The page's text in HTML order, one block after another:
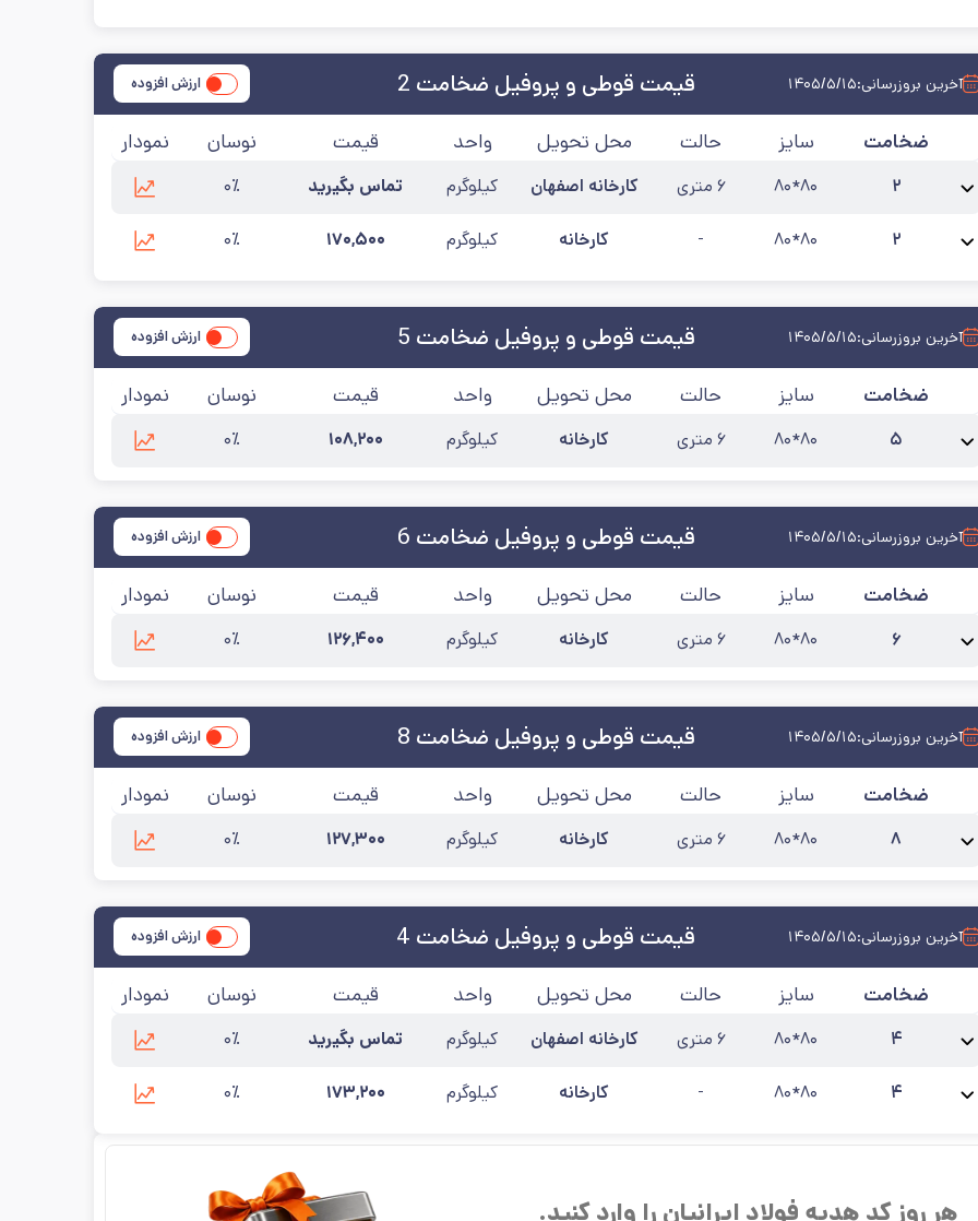
ارزش افزوده قیمت قوطی و پروفیل ضخامت 2 آخرین بروزرسانی:۱۴۰۵/۵/۱۵
ضخامت سایز حالت محل تحویل واحد قیمت نوسان نمودار
۲ ۸۰*۸۰ ۶ متری کارخانه اصفهان کیلوگرم تماس بگیرید ۰٪
۲ ۸۰*۸۰ - کارخانه کیلوگرم ۱۷۰,۵۰۰ ۰٪
ارزش افزوده قیمت قوطی و پروفیل ضخامت 5 آخرین بروزرسانی:۱۴۰۵/۵/۱۵
ضخامت سایز حالت محل تحویل واحد قیمت نوسان نمودار
۵ ۸۰*۸۰ ۶ متری کارخانه کیلوگرم ۱۰۸,۲۰۰ ۰٪
ارزش افزوده قیمت قوطی و پروفیل ضخامت 6 آخرین بروزرسانی:۱۴۰۵/۵/۱۵
ضخامت سایز حالت محل تحویل واحد قیمت نوسان نمودار
۶ ۸۰*۸۰ ۶ متری کارخانه کیلوگرم ۱۲۶,۴۰۰ ۰٪
ارزش افزوده قیمت قوطی و پروفیل ضخامت 8 آخرین بروزرسانی:۱۴۰۵/۵/۱۵
ضخامت سایز حالت محل تحویل واحد قیمت نوسان نمودار
۸ ۸۰*۸۰ ۶ متری کارخانه کیلوگرم ۱۲۷,۳۰۰ ۰٪
ارزش افزوده قیمت قوطی و پروفیل ضخامت 4 آخرین بروزرسانی:۱۴۰۵/۵/۱۵
ضخامت سایز حالت محل تحویل واحد قیمت نوسان نمودار
۴ ۸۰*۸۰ ۶ متری کارخانه اصفهان کیلوگرم تماس بگیرید ۰٪
۴ ۸۰*۸۰ - کارخانه کیلوگرم ۱۷۳,۲۰۰ ۰٪
هر روز کد هدیه فولاد ایرانیان را وارد کنید.